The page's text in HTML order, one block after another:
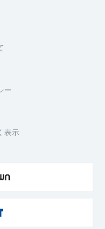
ー
表示